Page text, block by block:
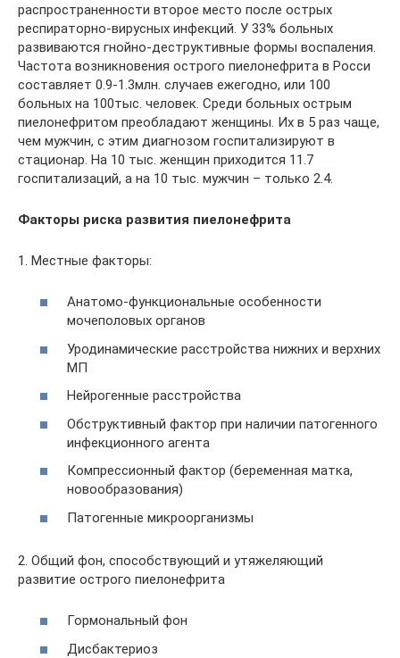
распространенности второе место после острых
респираторно-вирусных инфекций. У 33% больных
развиваются гнойно-деструктивные формы воспаления.
Частота возникновения острого пиелонефрита в Росси
составляет 0.9-1.3млн. случаев ежегодно, или 100
больных на 100тыс. человек. Среди больных острым
пиелонефритом преобладают женщины. Их в 5 раз чаще,
чем мужчин, с этим диагнозом госпитализируют в
стационар. На 10 тыс. женщин приходится 11.7
госпитализаций, а на 10 тыс. мужчин – только 2.4.
Факторы риска развития пиелонефрита
1. Местные факторы:
Анатомо-функциональные особенности
мочеполовых органов
Уродинамические расстройства нижних и верхних
МП
Нейрогенные расстройства
Обструктивный фактор при наличии патогенного
инфекционного агента
Компрессионный фактор (беременная матка,
новообразования)
Патогенные микроорганизмы
2. Общий фон, способствующий и утяжеляющий
развитие острого пиелонефрита
Гормональный фон
Дисбактериоз